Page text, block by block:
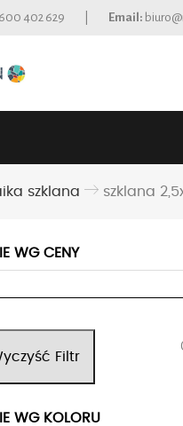
402 629 Email:
szklana szklana
WG CENY
Filtr
WG KOLORU